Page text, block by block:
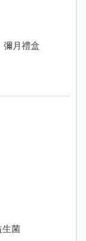
彌月禮盒
生菌